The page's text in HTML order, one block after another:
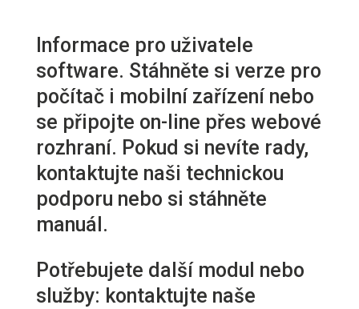
Informace pro uživatele
software. Stáhněte si verze pro
počítač i mobilní zařízení nebo
se připojte on-line přes webové
rozhraní. Pokud si nevíte rady,
kontaktujte naši technickou
podporu nebo si stáhněte
manuál.
Potřebujete další modul nebo
služby: kontaktujte naše